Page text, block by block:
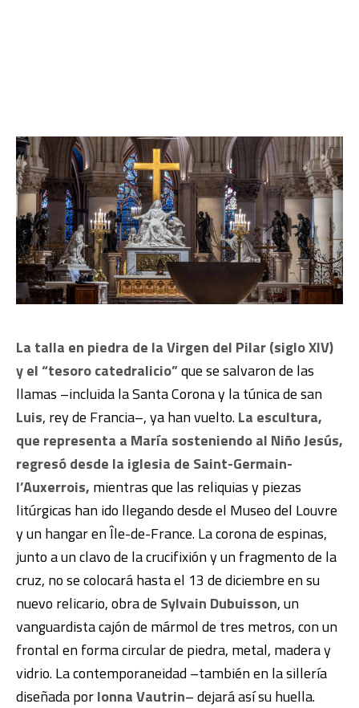
La talla en piedra de la Virgen del Pilar (siglo XIV)
y el “tesoro catedralicio”que se salvaron de las
llamas –incluida la Santa Corona y la túnica de san
Luis, rey de Francia–, ya han vuelto.La escultura,
que representa a María sosteniendo al Niño Jesús,
regresó desde la iglesia de Saint-Germain-
l’Auxerrois, mientras que las reliquias y piezas
litúrgicas han ido llegando desde el Museo del Louvre
y un hangar en Île-de-France. La corona de espinas,
junto a un clavo de la crucifixión y un fragmento de la
cruz, no se colocará hasta el 13 de diciembre en su
nuevo relicario, obra de Sylvain Dubuisson, un
vanguardista cajón de mármol de tres metros, con un
frontal en forma circular de piedra, metal, madera y
vidrio. La contemporaneidad –también en la sillería
diseñada porIonna Vautrin– dejará así su huella.